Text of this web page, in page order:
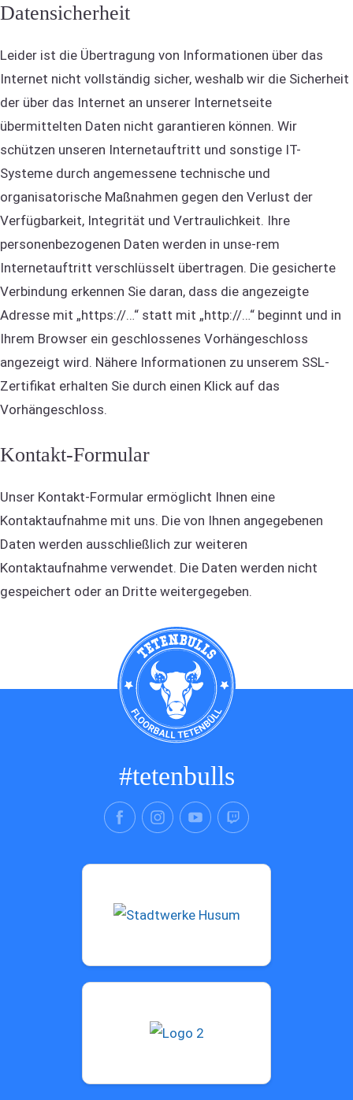
Datensicherheit
Leider ist die Übertragung von Informationen über das
Internet nicht vollständig sicher, weshalb wir die Sicherheit
der über das Internet an unserer Internetseite
übermittelten Daten nicht garantieren können. Wir
schützen unseren Internetauftritt und sonstige IT-
Systeme durch angemessene technische und
organisatorische Maßnahmen gegen den Verlust der
Verfügbarkeit, Integrität und Vertraulichkeit. Ihre
personenbezogenen Daten werden in unse-rem
Internetauftritt verschlüsselt übertragen. Die gesicherte
Verbindung erkennen Sie daran, dass die angezeigte
Adresse mit „https://…“ statt mit „http://…“ beginnt und in
Ihrem Browser ein geschlossenes Vorhängeschloss
angezeigt wird. Nähere Informationen zu unserem SSL-
Zertifikat erhalten Sie durch einen Klick auf das
Vorhängeschloss.
Kontakt-Formular
Unser Kontakt-Formular ermöglicht Ihnen eine
Kontaktaufnahme mit uns. Die von Ihnen angegebenen
Daten werden ausschließlich zur weiteren
Kontaktaufnahme verwendet. Die Daten werden nicht
gespeichert oder an Dritte weitergegeben.
#tetenbulls